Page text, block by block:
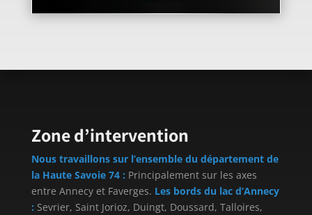
Zone d’intervention
Nous travaillons sur l’ensemble du département de
la Haute Savoie 74 : Principalement sur les axes
entre Annecy et Faverges. Les bords du lac d’Annecy
: Sevrier, Saint Jorioz, Duingt, Doussard, Talloires,